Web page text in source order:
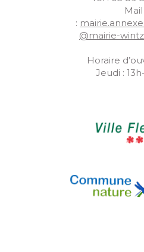
Mail
:
@mairie-
Horaire
Jeudi :